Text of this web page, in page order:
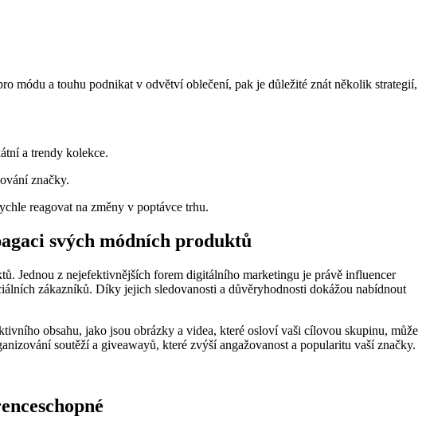
módu a touhu podnikat v odvětví oblečení, pak je důležité znát několik strategií,
a trendy kolekce.
značky.
reagovat na změny v poptávce trhu.
svých módních produktů
Jednou z nejefektivnějších forem digitálního marketingu je právě influencer
zákazníků. Díky jejich sledovanosti a důvěryhodnosti dokážou nabídnout
obsahu, jako jsou obrázky a videa, které osloví vaši cílovou skupinu, může
soutěží a giveawayů, které zvýší angažovanost a popularitu vaší značky.